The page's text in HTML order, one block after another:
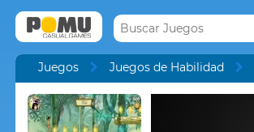
Juegos Juegos de Habilidad